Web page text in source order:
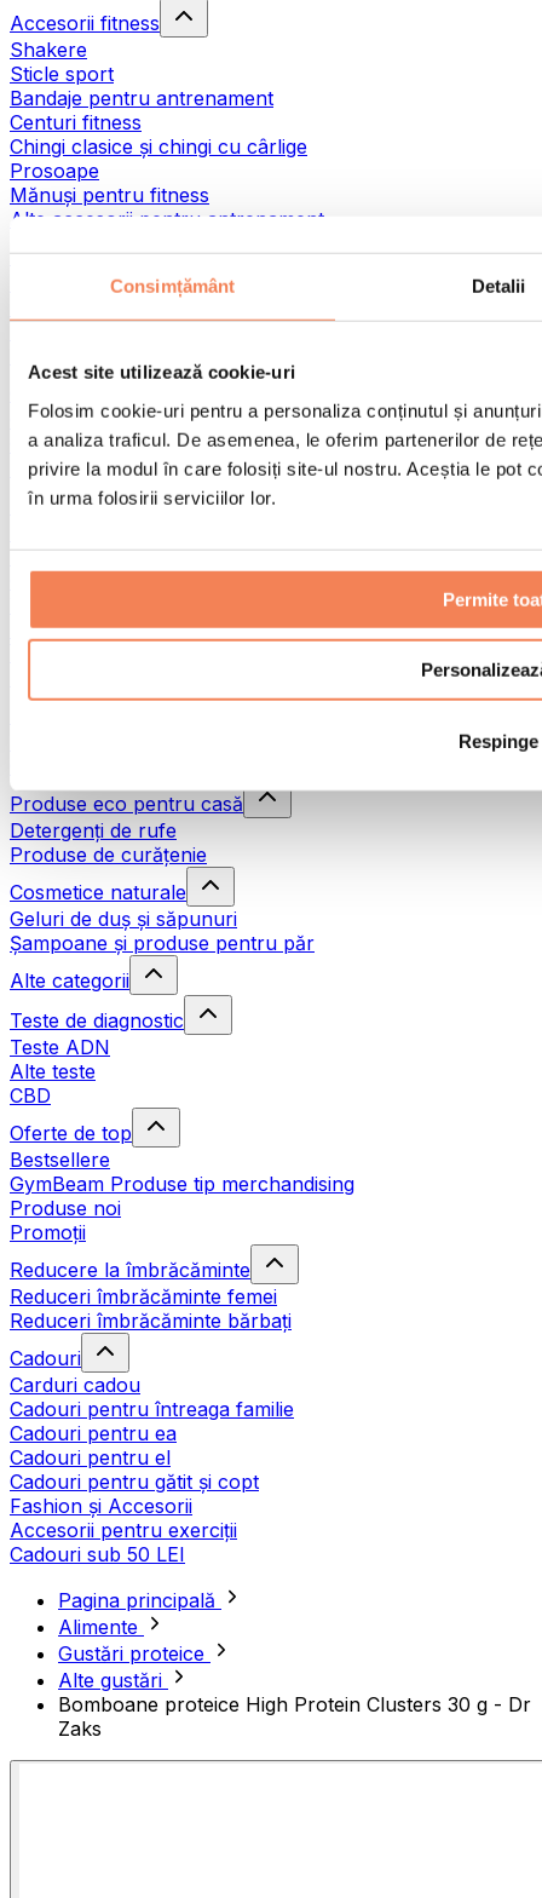
Consimțământ Detalii
Acest site utilizează cookie-uri
Folosim cookie-uri pentru a personaliza conținutul și
a analiza traficul. De asemenea, le oferim partenerilor de
privire la modul în care folosiți site-ul nostru. Aceștia le pot
în urma folosirii serviciilor lor.
Permite
Respinge
Accesorii fitness
Shakere
Sticle sport
Bandaje pentru antrenament
Centuri fitness
Chingi clasice și chingi cu cârlige
Prosoape
Mănuși pentru fitness
Alte accesorii pentru antrenament
Ajutoare pentru reabilitare
Pistoale de masaj
Genți și accesorii pentru alimente
Genți pentru sala de sport
Rucsacuri
Accesorii în funcție de activitate
Sporturi de contact
Terapie prin frig
Produse eco pentru casă
Detergenți de rufe
Produse de curățenie
Cosmetice naturale
Geluri de duș și săpunuri
Șampoane și produse pentru păr
Alte categorii
Teste de diagnostic
Teste ADN
Alte teste
CBD
Oferte de top
Bestsellere
GymBeam Produse tip merchandising
Produse noi
Promoții
Reducere la îmbrăcăminte
Reduceri îmbrăcăminte femei
Reduceri îmbrăcăminte bărbați
Cadouri
Carduri cadou
Cadouri pentru întreaga familie
Cadouri pentru ea
Cadouri pentru el
Cadouri pentru gătit și copt
Fashion și Accesorii
Accesorii pentru exerciții
Cadouri sub 50 LEI
Pagina principală
Alimente
Gustări proteice
Alte gustări
Bomboane proteice High Protein Clusters 30 g - Dr
Zaks